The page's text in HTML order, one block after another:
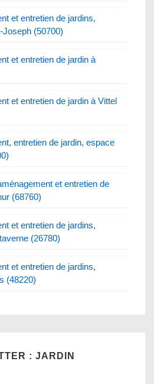
et entretien de jardins,
(50700)
et entretien de jardin à
et entretien de jardin à Vittel
entretien de jardin, espace
et entretien de
(68760)
et entretien de jardins,
(26780)
et entretien de jardins,
(48220)
: JARDIN